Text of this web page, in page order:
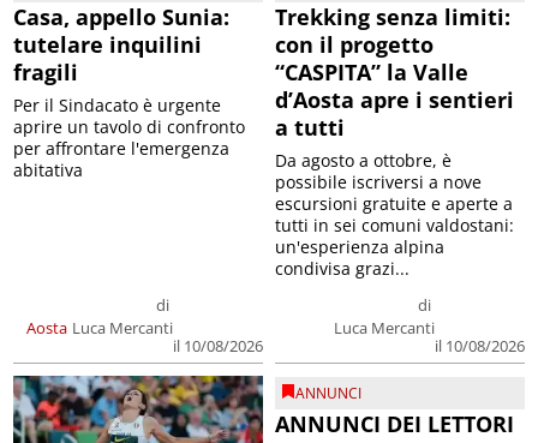
Casa, appello Sunia:
tutelare inquilini
fragili
Aosta
di
Luca Mercanti
il 10/08/2026
Per il Sindacato è urgente
aprire un tavolo di confronto
per affrontare l'emergenza
abitativa
Trekking senza limiti:
con il progetto
“CASPITA” la Valle
d’Aosta apre i sentieri
a tutti
di
Luca Mercanti
il 10/08/2026
Da agosto a ottobre, è
possibile iscriversi a nove
escursioni gratuite e aperte a
tutti in sei comuni valdostani:
un'esperienza alpina
condivisa grazi...
ANNUNCI
ANNUNCI DEI LETTORI